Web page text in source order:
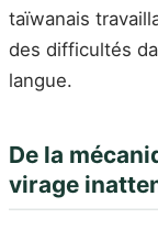
taïwanais
des difficultés
langue.
De la
virage